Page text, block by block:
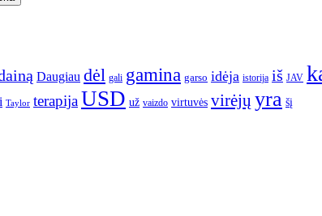
Daugiau dėl gali gamina garso idėja istorija iš JAV
Taylor terapijaUSD už vaizdo virtuvės virėjų yra šį